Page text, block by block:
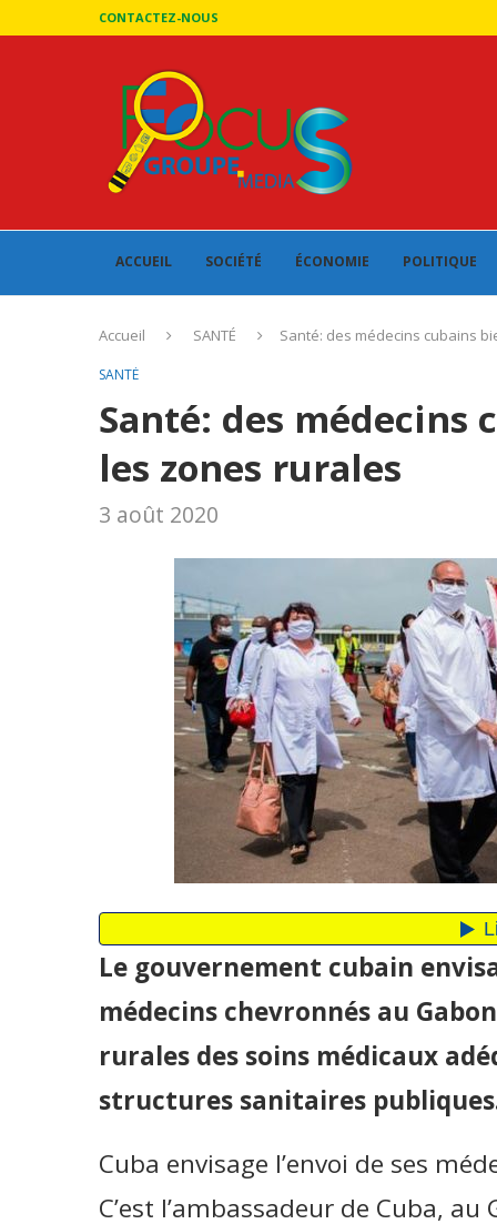
CONTACTEZ-NOUS
ACCUEIL SOCIÉTÉ ÉCONOMIE POLITIQUE
Accueil SANTÉ Santé: des médecins cubains
SANTÉ
Santé: des médecins
les zones rurales
3 août 2020
Le gouvernement cubain
médecins chevronnés au
rurales des soins médicaux
structures sanitaires
Cuba envisage l’envoi de ses
C’est l’ambassadeur de Cuba,